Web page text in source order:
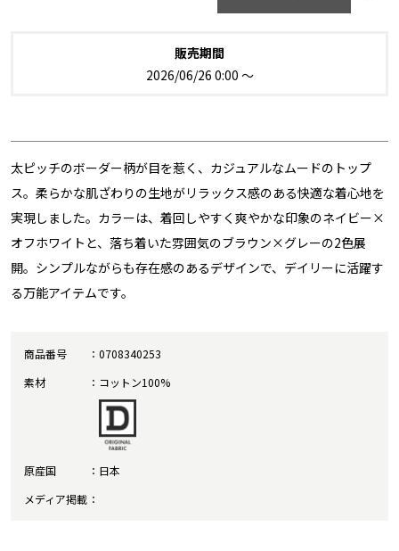
販売期間
2026/06/26 0:00 〜
太ピッチのボーダー柄が目を惹く、カジュアルなムードのトップ
ス。柔らかな肌ざわりの生地がリラックス感のある快適な着心地を
実現しました。カラーは、着回しやすく爽やかな印象のネイビー×
オフホワイトと、落ち着いた雰囲気のブラウン×グレーの2色展
開。シンプルながらも存在感のあるデザインで、デイリーに活躍す
る万能アイテムです。
商品番号
0708340253
素材
コットン100%
原産国
日本
メディア掲載